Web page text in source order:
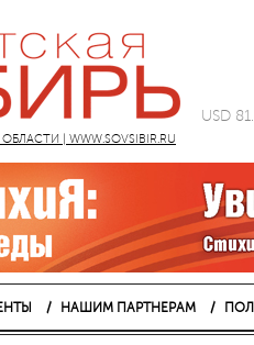
| WWW.SOVSIBIR.RU
USD
НАШИМ ПАРТНЕРАМ